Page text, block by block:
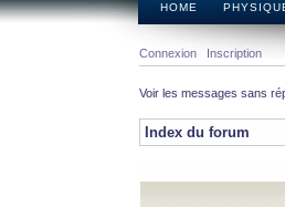
HOME
Connexion Inscription
Voir les messages sans
Index du forum